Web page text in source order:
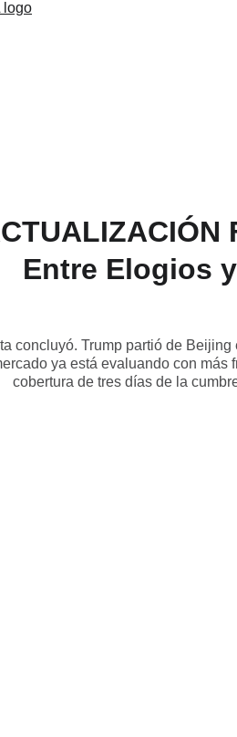
Entre Elogios
concluyó. Trump partió de
ya está evaluando con más
cobertura de tres días de la